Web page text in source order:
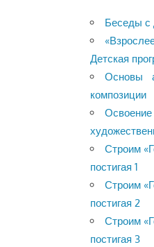
Беседы с
Детская
Основы
композиции
Освоение
Строим
постигая 1
Строим
постигая 2
Строим
постигая 3